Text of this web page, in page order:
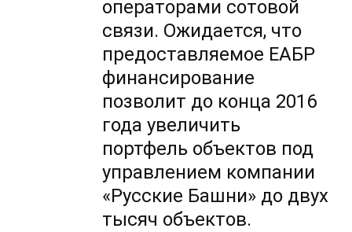
операторами сотовой
связи. Ожидается, что
предоставляемое ЕАБР
финансирование
позволит до конца 2016
года увеличить
портфель объектов под
управлением компании
«Русские Башни» до двух
тысяч объектов.